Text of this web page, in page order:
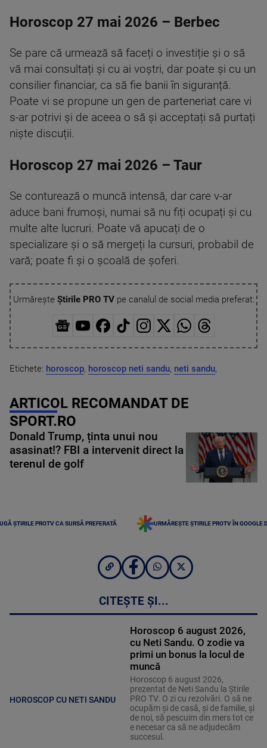
Horoscop 27 mai 2026 – Berbec
Se pare că urmează să faceți o investiție și o să
vă mai consultați și cu ai voștri, dar poate și cu un
consilier financiar, ca să fie banii în siguranță.
Poate vi se propune un gen de parteneriat care vi
s-ar potrivi și de aceea o să și acceptați să purtați
niște discuții.
Horoscop 27 mai 2026 – Taur
Se conturează o muncă intensă, dar care v-ar
aduce bani frumoși, numai să nu fiți ocupați și cu
multe alte lucruri. Poate vă apucați de o
specializare și o să mergeți la cursuri, probabil de
vară; poate fi și o școală de șoferi.
Urmărește Știrile PRO TVpe canalul de social media preferat:
Etichete: horoscop, horoscop neti sandu, neti sandu,
ARTICOL RECOMANDAT DE
SPORT.RO
Donald Trump, ținta unui nou
asasinat!? FBI a intervenit direct la
terenul de golf
ȘTIRILE PROTV CA SURSĂ PREFERATĂ URMĂREȘTE ȘTIRILE PROTV ÎN GOOGLE
CITEȘTE ȘI...
HOROSCOP CU NETI SANDU
Horoscop 6 august 2026,
cu Neti Sandu. O zodie va
primi un bonus la locul de
muncă
Horoscop 6 august 2026,
prezentat de Neti Sandu la Știrile
PRO TV. O zi cu rezolvări. O să ne
ocupăm și de casă, și de familie, și
de noi, să pescuim din mers tot ce
e necesar ca să ne adjudecăm
succesul.